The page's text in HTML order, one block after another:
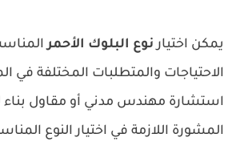
يمكن اختيارنوع البلوك الأحمر
الاحتياجات والمتطلبات المختلفة في
استشارة مهندس مدني أو مقاول
المشورة اللازمة في اختيار النوع